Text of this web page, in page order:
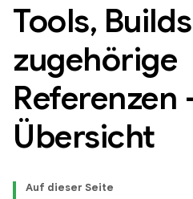
Tools,
zugehörige
Referenzen
Übersicht
Auf dieser Seite